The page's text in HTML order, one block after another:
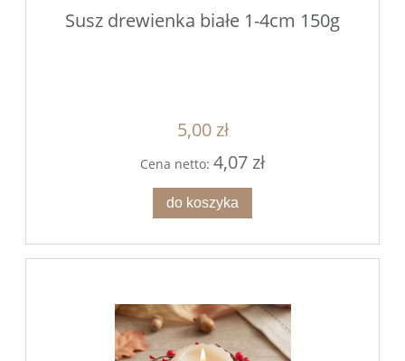
Susz drewienka białe 1-4cm 150g
5,00 zł
Cena netto: 4,07 zł
do koszyka